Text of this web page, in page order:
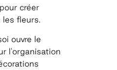
créer
fleurs.
ouvre le
l'organisation